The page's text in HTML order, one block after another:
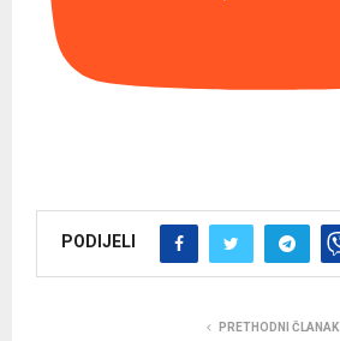
PODIJELI
PRETHODNI ČLANAK